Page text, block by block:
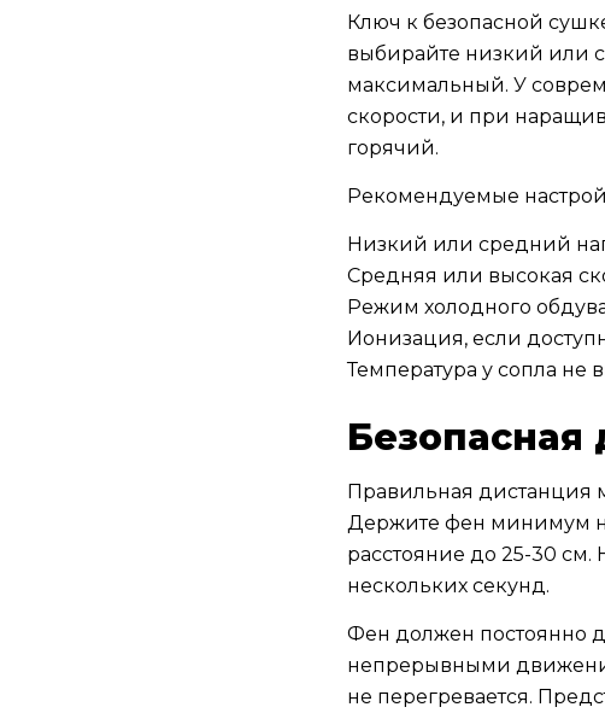
Ключ к безопасной
выбирайте низкий или
максимальный. У
скорости, и при
горячий.
Рекомендуемые
Низкий или средний
Средняя или высокая
Режим холодного
Ионизация, если
Температура у сопла не
Правильная дистанция
Держите фен минимум
расстояние до 25-30
нескольких секунд.
Фен должен постоянно
непрерывными
не перегревается.